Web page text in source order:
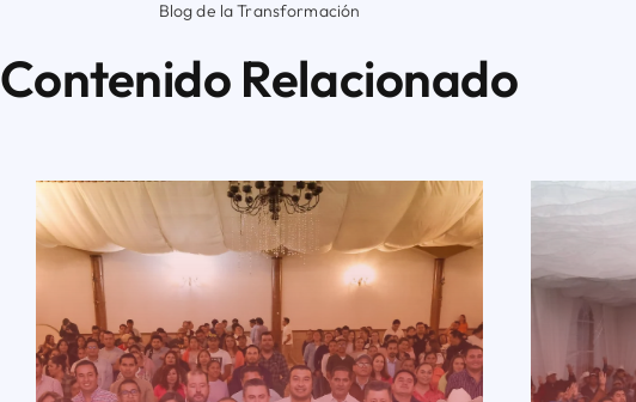
Blog de la Transformación
Contenido Relacionado